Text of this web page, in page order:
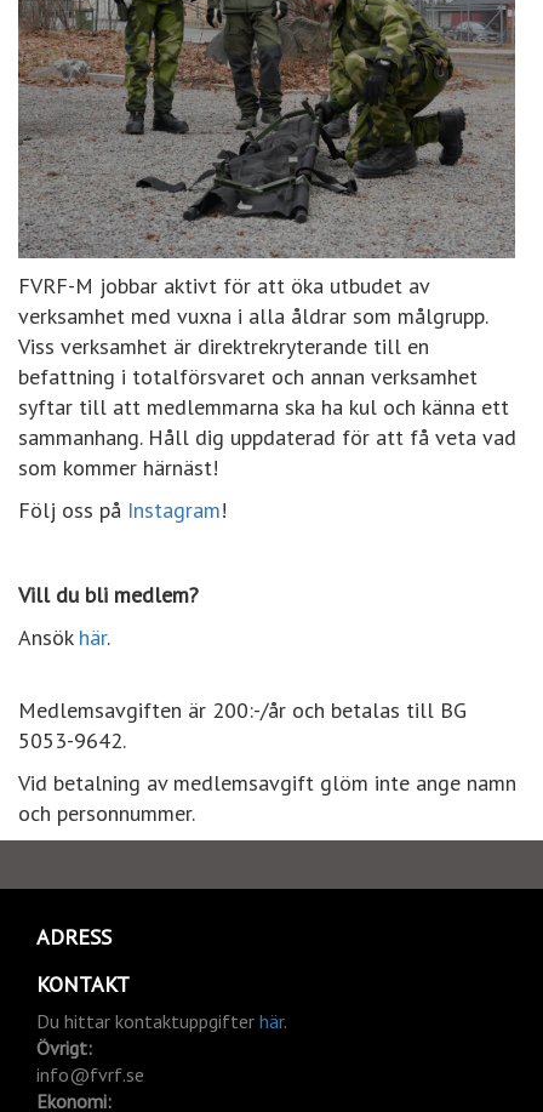
FVRF-M jobbar aktivt för att öka utbudet av
verksamhet med vuxna i alla åldrar som målgrupp.
Viss verksamhet är direktrekryterande till en
befattning i totalförsvaret och annan verksamhet
syftar till att medlemmarna ska ha kul och känna ett
sammanhang. Håll dig uppdaterad för att få veta vad
som kommer härnäst!
Följ oss på Instagram!
Vill du bli medlem?
Ansök här.
Medlemsavgiften är 200:-/år och betalas till BG
5053-9642.
Vid betalning av medlemsavgift glöm inte ange namn
och personnummer.
ADRESS
KONTAKT
Du hittar kontaktuppgifter här.
Övrigt:
info@fvrf.se
Ekonomi: